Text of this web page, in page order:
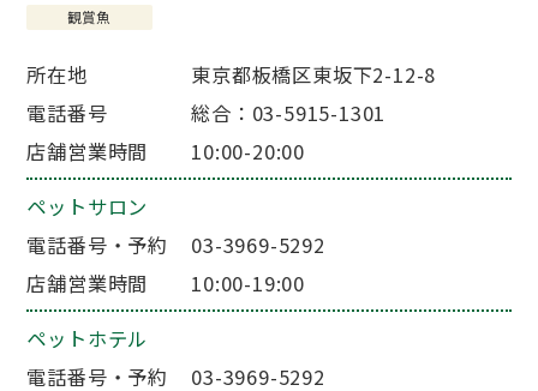
所在地
東京都板橋区東坂下2-12-8
電話番号
総合：03-5915-1301
店舗営業時間
10:00-20:00
ペットサロン
電話番号・予約
03-3969-5292
店舗営業時間
10:00-19:00
ペットホテル
電話番号・予約
03-3969-5292
観賞魚